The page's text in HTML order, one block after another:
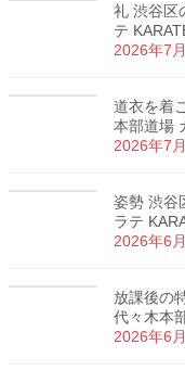
礼 渋谷区
テ
2026年7
道衣を着
本部道場
2026年7
姿勢 渋谷
ラテ
2026年6
放課後の
代々木本
2026年6